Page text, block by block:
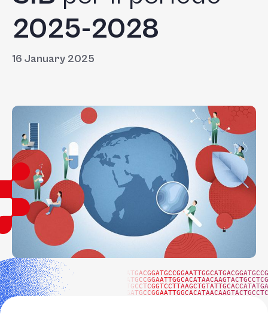
2025-2028
16 January 2025